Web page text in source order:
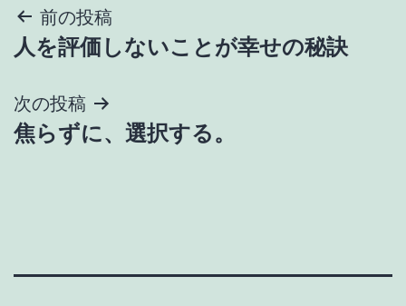
投
稿
ナ
ビ
シ
前の投稿
人を評価しないことが幸せの秘訣
次の投稿
焦らずに、選択する。